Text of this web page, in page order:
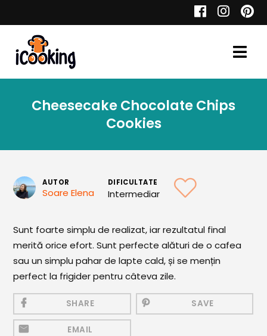
Retete
Toate Reţetele
Aperitive Calde
Mezeluri
Ronțăieli
Băuturi
Cheesecake Chocolate Chips
Cookies
AUTOR
Soare Elena
DIFICULTATE
Intermediar
Sunt foarte simplu de realizat, iar rezultatul final
merită orice efort. Sunt perfecte alături de o cafea
sau un simplu pahar de lapte cald, și se mențin
perfect la frigider pentru câteva zile.
SHARE SAVE
EMAIL